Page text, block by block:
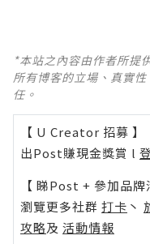
*本站之內容由作者所提
所有博客的立場、真實
任。
【 U Creator 招募 】
出Post賺現金獎賞 l
【 睇Post + 參加品牌
瀏覽更多社群 打卡 丶
攻略及 活動情報